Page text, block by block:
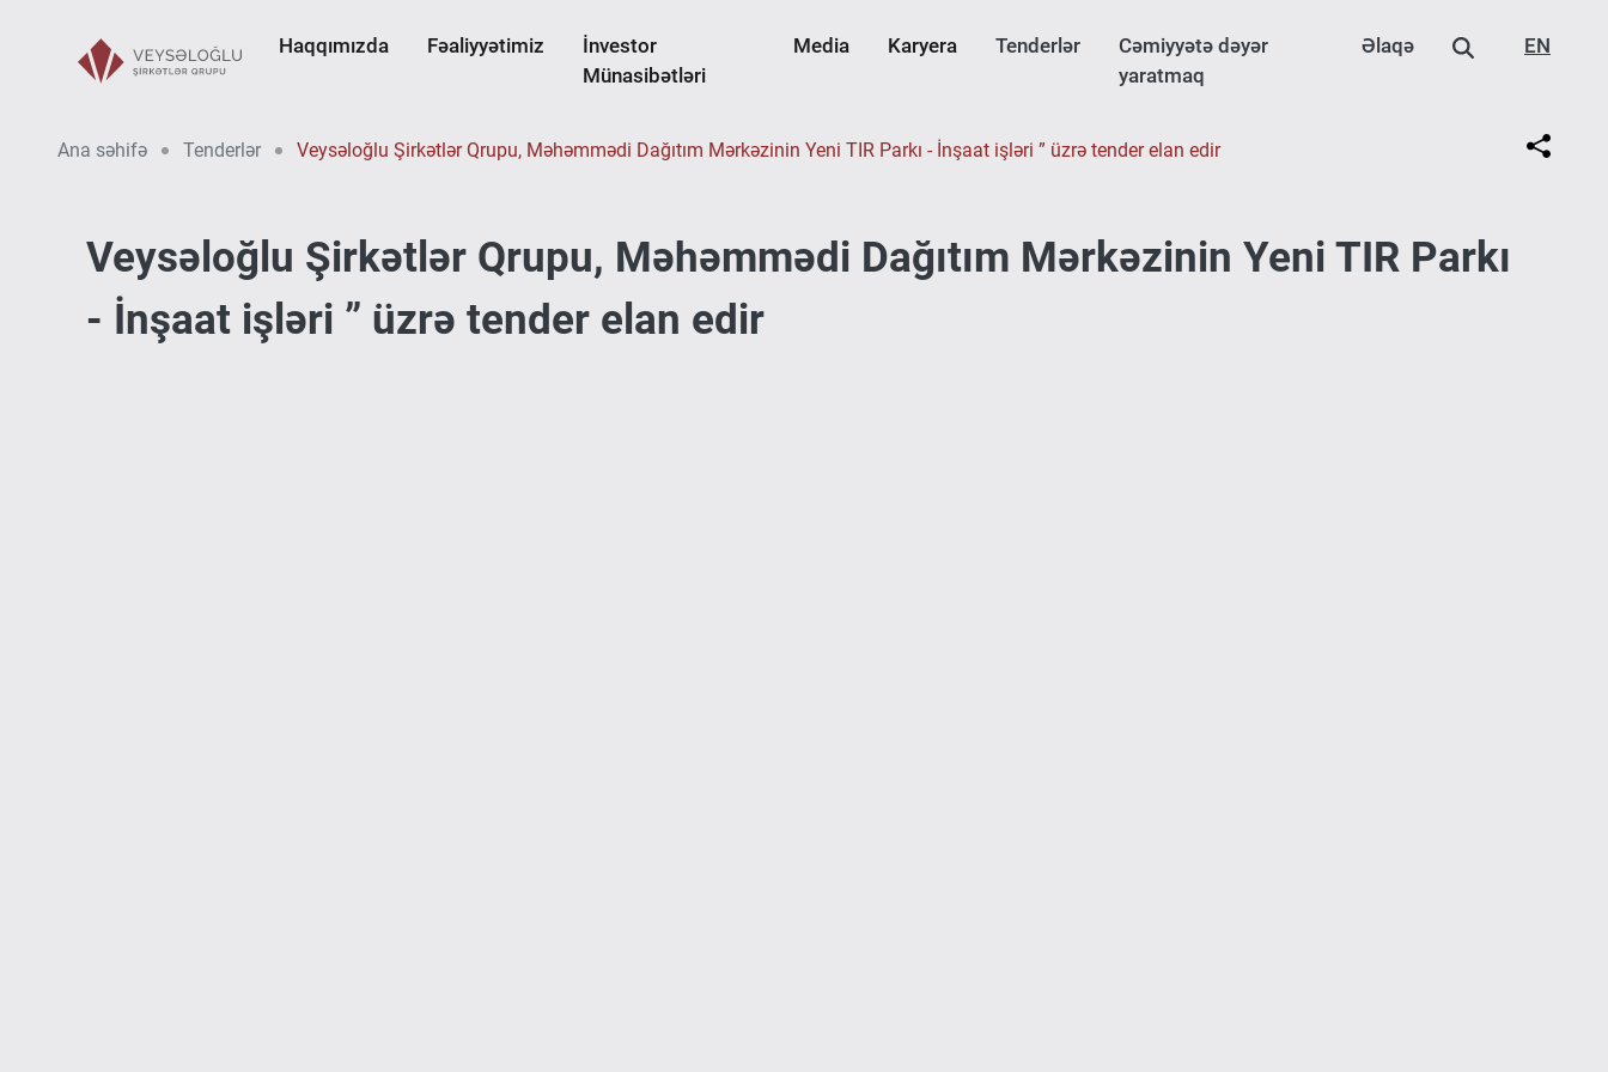
Haqqımızda Fəaliyyətimiz
İnvestor
Münasibətləri
Media Karyera Tenderlər
Cəmiyyətə dəyər
yaratmaq
Əlaqə EN
Ana səhifə Tenderlər Veysəloğlu Şirkətlər Qrupu, Məhəmmədi Dağıtım Mərkəzinin Yeni TIR Parkı - İnşaat işləri ” üzrə tender elan edir
Veysəloğlu Şirkətlər Qrupu, Məhəmmədi Dağıtım Mərkəzinin Yeni TIR Parkı
- İnşaat işləri ” üzrə tender elan edir